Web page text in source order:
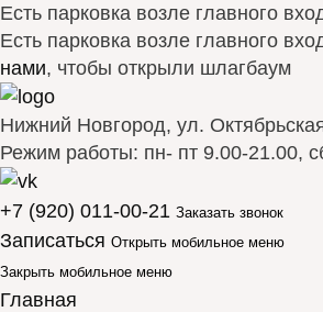
Есть парковка возле главного
Есть парковка возле главного
нами, чтобы открыли шлагбаум
Нижний Новгород, ул.
Режим работы: пн- пт 9.00-21.00,
+7 (920) 011-00-21 Заказать звонок
Записаться Открыть мобильное меню
Закрыть мобильное меню
Главная